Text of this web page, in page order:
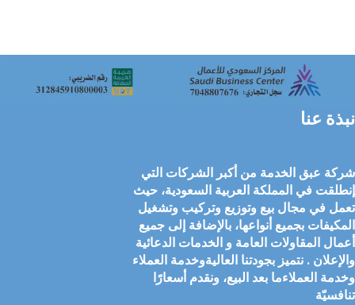
نبذة عنا
شركة عبق الخدمة من أكبر الشركات التي
إنطلقت في المملكة العربية السعودية، حيث
تعمل في مجال بيع وتوزيع وتركيب وتشغيل
المكيفات بجميع أنواعها، بالإضافة إلى جميع
أعمال المقاولات العامة و الخدمات الدعائية
والإعلان . نتميز بجودتنا العاليةوخدمة العملاء
وخدمة العملاءما بعد البيع، ونقدم أسعارًا
تنافسيّة